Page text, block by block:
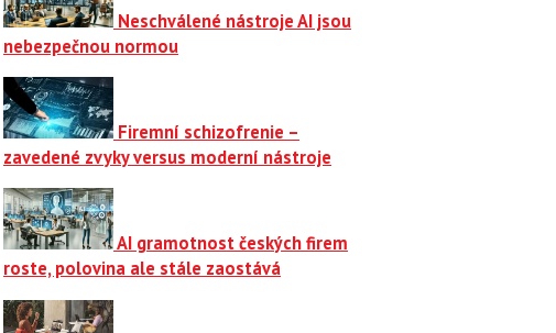
Neschválené nástroje AI jsou
nebezpečnou normou
Firemní schizofrenie –
zavedené zvyky versus moderní nástroje
AI gramotnost českých firem
roste, polovina ale stále zaostává